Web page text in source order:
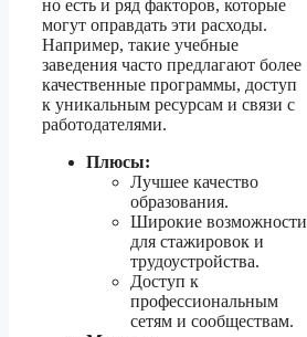
но есть и ряд факторов, которые
могут оправдать эти расходы.
Например, такие учебные
заведения часто предлагают более
качественные программы, доступ
к уникальным ресурсам и связи с
работодателями.
Плюсы:
Лучшее качество
образования.
Широкие возможности
для стажировок и
трудоустройства.
Доступ к
профессиональным
сетям и сообществам.